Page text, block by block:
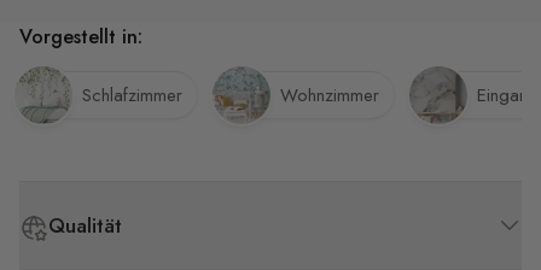
Qualität
Vorgestellt in:
Schlafzimmer Wohnzimmer